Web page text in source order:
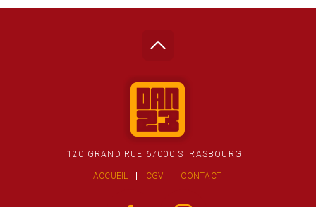
120 GRAND RUE 67000 STRASBOURG
ACCUEIL CGV CONTACT